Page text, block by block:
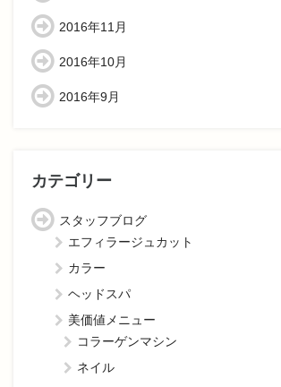
2016年11月
2016年10月
2016年9月
カテゴリー
スタッフブログ
エフィラージュカット
カラー
ヘッドスパ
美価値メニュー
コラーゲンマシン
ネイル